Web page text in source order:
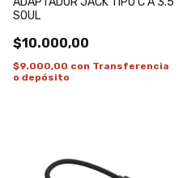
SOUL
$10.000,00
$9.000,00 con Transferencia
o depósito